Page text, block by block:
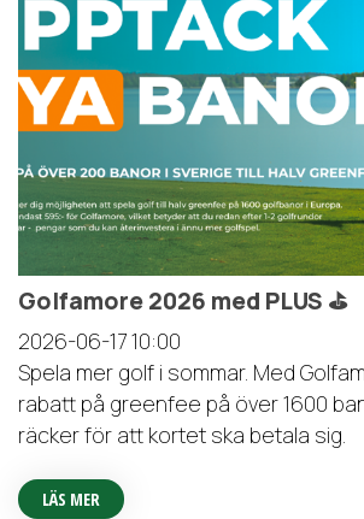
Golfamore 2026 med PLUS ⛳️
2026-06-1710:00
Spela mer golf i sommar. Med
rabatt på greenfee på över 1600
räcker för att kortet ska betala sig.
LÄS MER